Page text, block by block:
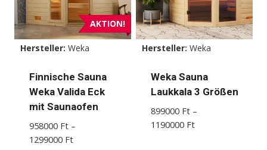
Die
Optionen
können
auf
der
Produktseite
werden
AKTION!
Hersteller: Weka
Finnische Sauna
Weka Valida Eck
mit Saunaofen
958000 Ft –
1299000 FtPreisspanne:
Hersteller: Weka
Weka Sauna
Laukkala 3 Größen
899000 Ft –
1190000 FtPreisspanne: